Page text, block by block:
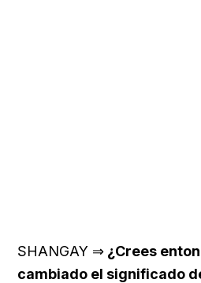
SHANGAY ⇒ ¿Crees
cambiado el significado